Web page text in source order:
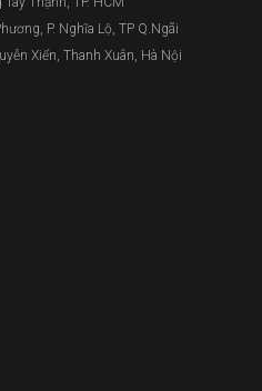
P. Nghĩa Lộ, TP Q.Ngãi
Xiển, Thanh Xuân, Hà Nội